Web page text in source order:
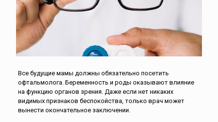
Все будущие мамы должны обязательно посетить
офтальмолога. Беременность и роды оказывают влияние
на функцию органов зрения. Даже если нет никаких
видимых признаков беспокойства, только врач может
вынести окончательное заключении.